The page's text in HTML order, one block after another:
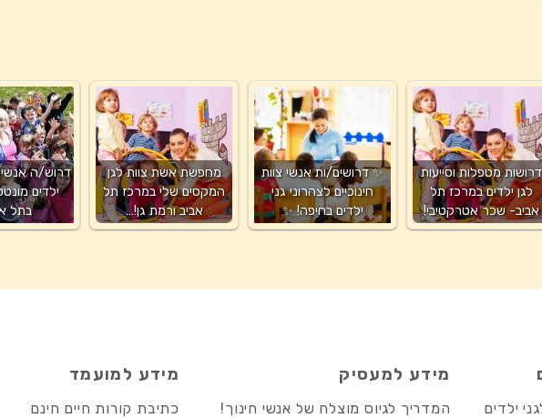
דרוש/ה אנשי/
ילדים
בתל
מחפשת אשת צוות לגן
המקסים שלי במרכז תל
אביב ורמת גן!…
✨ דרושים/ות אנשי צוות
חינוכיים לצהרוני גני
ילדים בחיפה! ✨
דרושות מטפלות וסייעות
לגן ילדים במרכז תל
אביב- שכר אטרקטיבי!
ילדים
מידע למעסיק
המדריך לגיוס מוצלח של אנשי חינוך!
מידע למועמד
כתיבת קורות חיים חינם